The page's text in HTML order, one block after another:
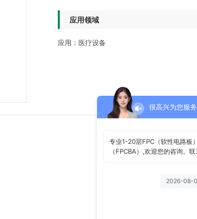
应用领域
应用：医疗设备
很高兴为您服务